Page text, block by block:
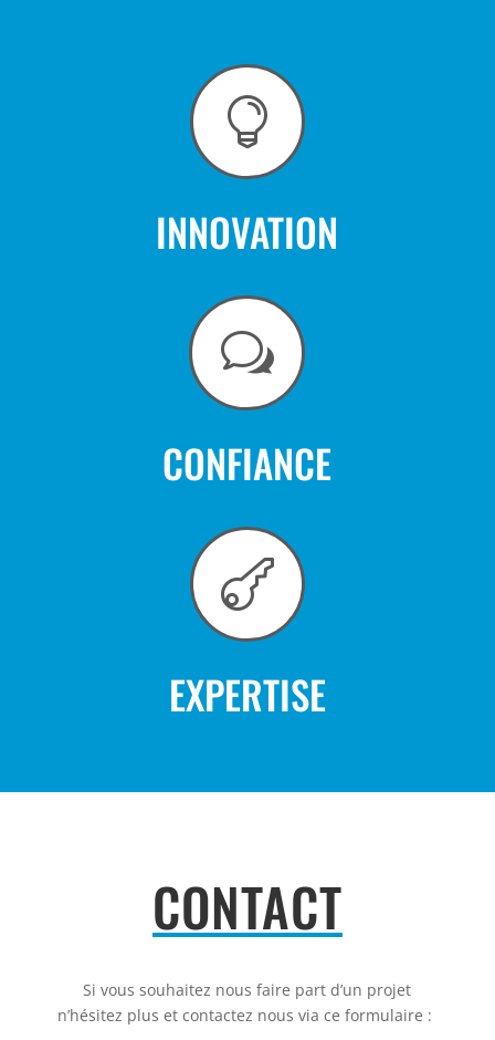

INNOVATION
w
CONFIANCE

EXPERTISE
CONTACT
Si vous souhaitez nous faire part d’un projet
n’hésitez plus et contactez nous via ce formulaire :